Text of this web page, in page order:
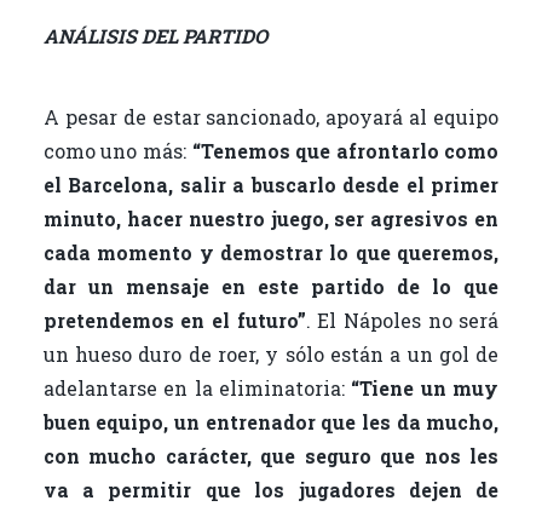
ANÁLISIS DEL PARTIDO
A pesar de estar sancionado, apoyará al equipo
como uno más: “Tenemos que afrontarlo como
el Barcelona, salir a buscarlo desde el primer
minuto, hacer nuestro juego, ser agresivos en
cada momento y demostrar lo que queremos,
dar un mensaje en este partido de lo que
pretendemos en el futuro”. El Nápoles no será
un hueso duro de roer, y sólo están a un gol de
adelantarse en la eliminatoria: “Tiene un muy
buen equipo, un entrenador que les da mucho,
con mucho carácter, que seguro que nos les
va a permitir que los jugadores dejen de